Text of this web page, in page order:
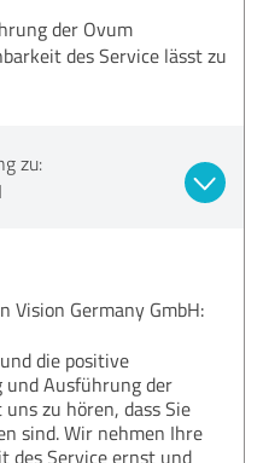
der Ovum
des Service lässt zu
zu:
Vision Germany GmbH:
die positive
Ausführung der
zu hören, dass Sie
sind. Wir nehmen Ihre
des Service ernst und